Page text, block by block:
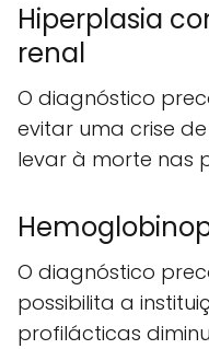
Hiperplasia
renal
O diagnóstico
evitar uma crise
levar à morte nas
O diagnóstico
possibilita a
profilácticas